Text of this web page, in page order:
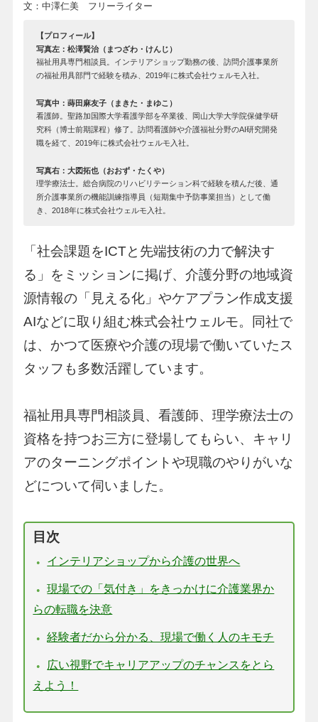
文：中澤仁美 フリーライター
【プロフィール】
写真左：松澤賢治（まつざわ・けんじ）
福祉用具専門相談員。インテリアショップ勤務の後、訪問介護事業所
の福祉用具部門で経験を積み、2019年に株式会社ウェルモ入社。
写真中：蒔田麻友子（まきた・まゆこ）
看護師。聖路加国際大学看護学部を卒業後、岡山大学大学院保健学研
究科（博士前期課程）修了。訪問看護師や介護福祉分野のAI研究開発
職を経て、2019年に株式会社ウェルモ入社。
写真右：大図拓也（おおず・たくや）
理学療法士。総合病院のリハビリテーション科で経験を積んだ後、通
所介護事業所の機能訓練指導員（短期集中予防事業担当）として働
き、2018年に株式会社ウェルモ入社。
「社会課題をICTと先端技術の力で解決す
る」をミッションに掲げ、介護分野の地域資
源情報の「見える化」やケアプラン作成支援
AIなどに取り組む株式会社ウェルモ。同社で
は、かつて医療や介護の現場で働いていたス
タッフも多数活躍しています。
福祉用具専門相談員、看護師、理学療法士の
資格を持つお三方に登場してもらい、キャリ
アのターニングポイントや現職のやりがいな
どについて伺いました。
目次
インテリアショップから介護の世界へ
現場での「気付き」をきっかけに介護業界か
らの転職を決意
経験者だから分かる、現場で働く人のキモチ
広い視野でキャリアアップのチャンスをとら
えよう！